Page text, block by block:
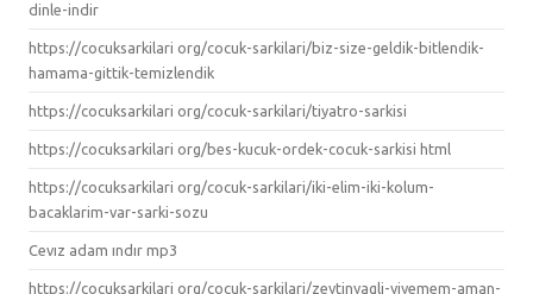
dinle-indir
https://cocuksarkilari org/cocuk-sarkilari/biz-size-geldik-bitlendik-
hamama-gittik-temizlendik
https://cocuksarkilari org/cocuk-sarkilari/tiyatro-sarkisi
https://cocuksarkilari org/bes-kucuk-ordek-cocuk-sarkisi html
https://cocuksarkilari org/cocuk-sarkilari/iki-elim-iki-kolum-
bacaklarim-var-sarki-sozu
Cevız adam ındır mp3
https://cocuksarkilari org/cocuk-sarkilari/zeytinyagli-yiyemem-aman-